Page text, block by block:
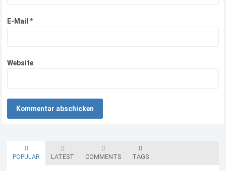
E-Mail*
Website
POPULAR LATEST COMMENTS TAGS